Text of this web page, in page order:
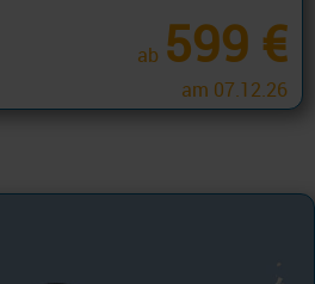
ab 599 €
am 07.12.26